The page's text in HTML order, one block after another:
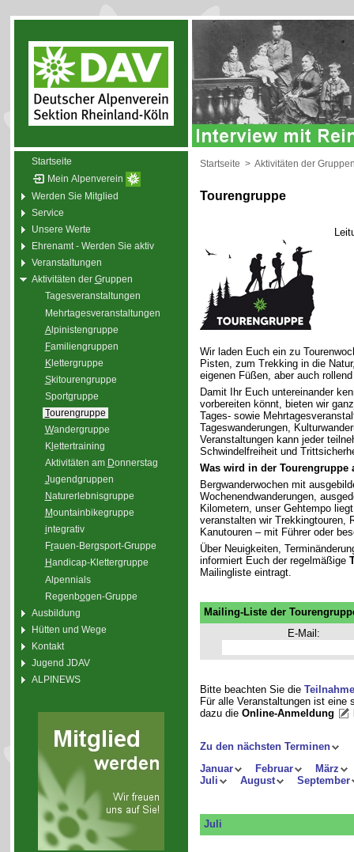
Startseite
Mein Alpenverein
Werden Sie Mitglied
Service
Unsere Werte
Ehrenamt - Werden Sie aktiv
Veranstaltungen
Aktivitäten der Gruppen
Tagesveranstaltungen
Mehrtagesveranstaltungen
Alpinistengruppe
Familiengruppen
Klettergruppe
Skitourengruppe
Sportgruppe
Tourengruppe
Wandergruppe
Kl ettertraining
Aktivitäten am Donnerstag
Jugendgruppen
Naturerlebnisgruppe
Mountainbikegruppe
integrativ
Frauen-Bergsport-Gruppe
Handicap-Klettergruppe
Alpennials
Regenbogen-Gruppe
Ausbildung
Hütten und Wege
Kontakt
Jugend JDAV
ALPINEWS
Startseite > Aktivitäten der
Tourengruppe
Wir laden Euch ein zu
Pisten, zum Trekking in die
eigenen Füßen, aber auch
Damit Ihr Euch untereinander
vorbereiten könnt, bieten wir
Tages- sowie
Tageswanderungen,
Veranstaltungen kann jeder
Schwindelfreiheit und
Was wird in der Tourengruppe
Bergwanderwochen mit
Wochenendwanderungen,
Kilometern, unser Gehtempo
veranstalten wir Trekkingtouren,
Kanutouren – mit Führer oder
Über Neuigkeiten,
informiert Euch der regelmäßige
Mailingliste eintragt.
Mailing-Liste der
E-Mail:
Bitte beachten Sie die
Für alle Veranstaltungen ist
dazu die Online-Anmeldung
Zu den nächsten Terminen
Januar
Februar
März
Juli
August September
Juli